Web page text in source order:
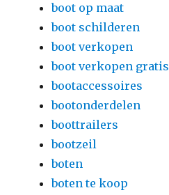
boot op maat
boot schilderen
boot verkopen
boot verkopen gratis
bootaccessoires
bootonderdelen
boottrailers
bootzeil
boten
boten te koop